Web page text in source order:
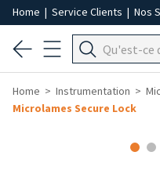
Home | Service Clients | Nos
Home Instrumentation
Microlames Secure Lock